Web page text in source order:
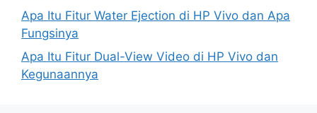
Apa Itu Fitur Water Ejection di HP Vivo dan Apa
Fungsinya
Apa Itu Fitur Dual-View Video di HP Vivo dan
Kegunaannya